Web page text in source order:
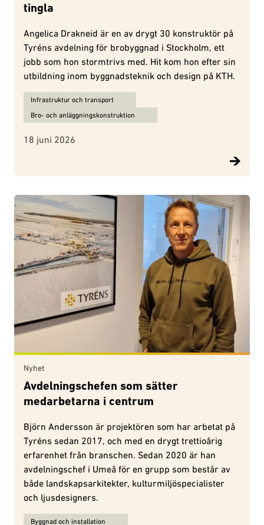
tingla
Angelica Drakneid är en av drygt 30 konstruktör på
Tyréns avdelning för brobyggnad i Stockholm, ett
jobb som hon stormtrivs med. Hit kom hon efter sin
utbildning inom byggnadsteknik och design på KTH.
Ämnen för Brokonstruktör och en mästare på att tingla:
Infrastruktur och transport
Bro- och anläggningskonstruktion
18 juni 2026
Nyhet
Avdelningschefen som sätter
medarbetarna i centrum
Björn Andersson är projektören som har arbetat på
Tyréns sedan 2017, och med en drygt trettioårig
erfarenhet från branschen. Sedan 2020 är han
avdelningschef i Umeå för en grupp som består av
både landskapsarkitekter, kulturmiljöspecialister
och ljusdesigners.
Ämnen för Avdelningschefen som sätter medarbetarna i centrum
Byggnad och installation